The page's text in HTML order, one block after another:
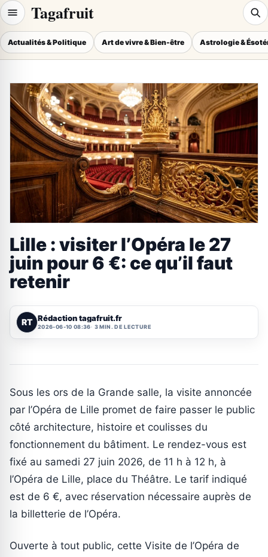
Tagafruit
Actualités & Politique Art de vivre & Bien-être Astrologie &
Lille : visiter l’Opéra le 27
juin pour 6 €: ce qu’il faut
retenir
RT Rédaction tagafruit.fr
2026-06-10 08:36 3 MIN. DE LECTURE
Sous les ors de la Grande salle, la visite annoncée
par l’Opéra de Lille promet de faire passer le public
côté architecture, histoire et coulisses du
fonctionnement du bâtiment. Le rendez-vous est
fixé au samedi 27 juin 2026, de 11 h à 12 h, à
l’Opéra de Lille, place du Théâtre. Le tarif indiqué
est de 6 €, avec réservation nécessaire auprès de
la billetterie de l’Opéra.
Ouverte à tout public, cette Visite de l’Opéra de